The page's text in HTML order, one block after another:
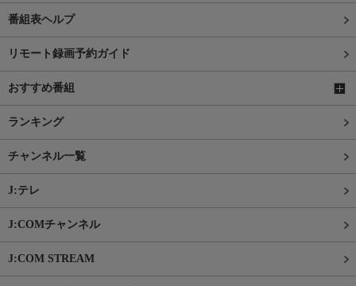
番組表ヘルプ
リモート録画予約ガイド
おすすめ番組
ランキング
チャンネル一覧
J:テレ
J:COMチャンネル
J:COM STREAM